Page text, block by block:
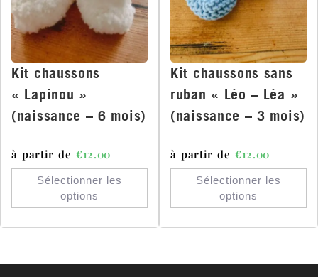
Kit chaussons
« Lapinou »
(naissance – 6 mois)
à partir de €12.00
Sélectionner les
options
Kit chaussons sans
ruban « Léo – Léa »
(naissance – 3 mois)
à partir de €12.00
Sélectionner les
options